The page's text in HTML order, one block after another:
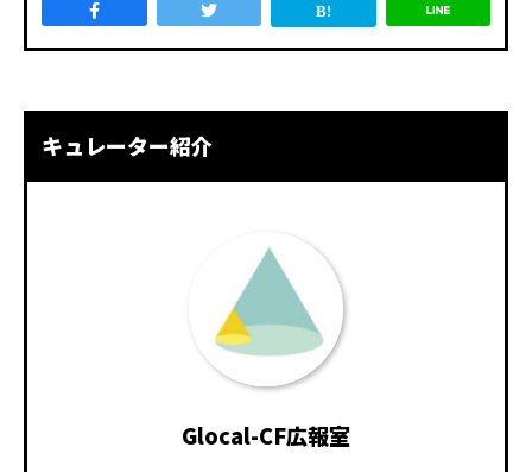
キュレーター紹介
Glocal-CF広報室